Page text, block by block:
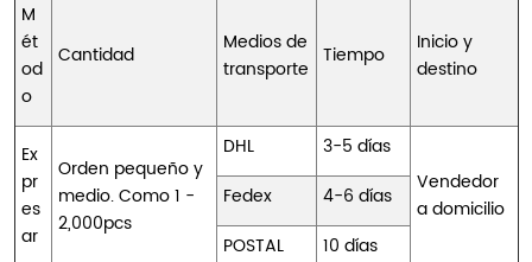
M
ét
od
o
Cantidad
Medios de
transporte
Tiempo
Inicio y
destino
Ex
pr
es
ar
Orden pequeño y
medio. Como 1 -
2,000pcs
DHL
3-5 días
Vendedor
a domicilio
Fedex
4-6 días
POSTAL
10 días